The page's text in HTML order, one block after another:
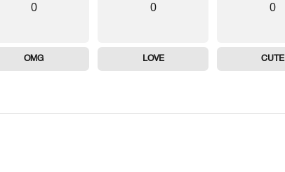
0
CUTE
0
LOVE
0
OMG